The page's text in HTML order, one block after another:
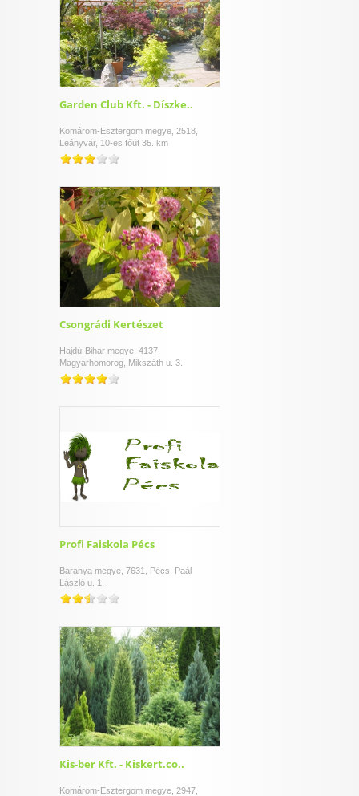
Garden Club Kft. - Díszke..
Komárom-Esztergom megye, 2518,
Leányvár, 10-es főút 35. km
Csongrádi Kertészet
Hajdú-Bihar megye, 4137,
Magyarhomorog, Mikszáth u. 3.
Profi Faiskola Pécs
Baranya megye, 7631, Pécs, Paál
László u. 1.
Kis-ber Kft. - Kiskert.co..
Komárom-Esztergom megye, 2947,